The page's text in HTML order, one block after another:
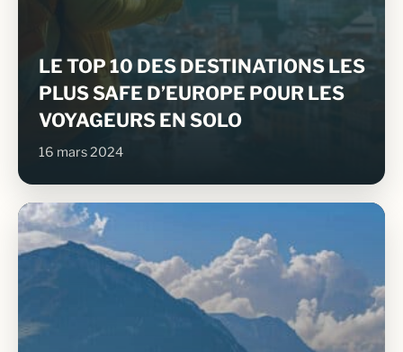
LE TOP 10 DES DESTINATIONS LES
PLUS SAFE D’EUROPE POUR LES
VOYAGEURS EN SOLO
16 mars 2024